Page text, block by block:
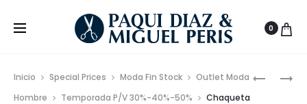
0
Inicio Special Prices Moda Fin Stock
Outlet Moda
Hombre
Temporada P/V 30%-40%-50%
Chaqueta